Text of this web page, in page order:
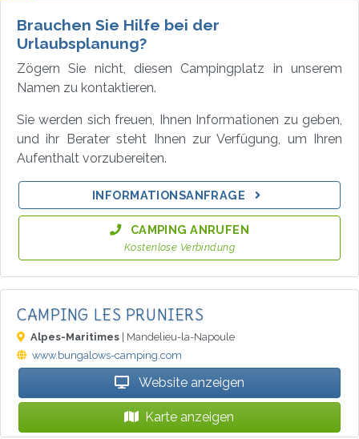
Brauchen Sie Hilfe bei der
Urlaubsplanung?
Zögern Sie nicht, diesen Campingplatz in unserem
Namen zu kontaktieren.
Sie werden sich freuen, Ihnen Informationen zu geben,
und ihr Berater steht Ihnen zur Verfügung, um Ihren
Aufenthalt vorzubereiten.
INFORMATIONSANFRAGE
CAMPING ANRUFEN
Kostenlose Verbindung
CAMPING LES PRUNIERS
Alpes-Maritimes | Mandelieu-la-Napoule
www.bungalows-camping.com
Website anzeigen
Karte anzeigen